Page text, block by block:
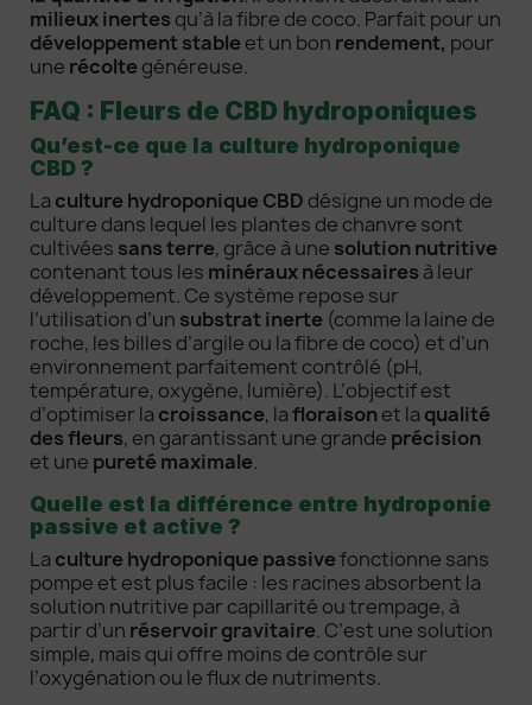
milieux inertes qu’à la fibre de coco. Parfait pour un
développement stable et un bon rendement, pour
une récolte généreuse.
FAQ : Fleurs de CBD hydroponiques
Qu’est-ce que la culture hydroponique
CBD ?
La culture hydroponique CBD désigne un mode de
culture dans lequel les plantes de chanvre sont
cultivées sans terre, grâce à une solution nutritive
contenant tous les minéraux nécessaires à leur
développement. Ce système repose sur
l’utilisation d’un substrat inerte (comme la laine de
roche, les billes d’argile ou la fibre de coco) et d’un
environnement parfaitement contrôlé (pH,
température, oxygène, lumière). L’objectif est
d’optimiser la croissance, lafloraisonet la qualité
des fleurs, en garantissant une grande précision
et une pureté maximale.
Quelle est la différence entre hydroponie
passive et active ?
La culture hydroponique passivefonctionne sans
pompe et est plus facile : les racines absorbent la
solution nutritive par capillarité ou trempage, à
partir d’un réservoir gravitaire. C’est une solution
simple, mais qui offre moins de contrôle sur
l’oxygénation ou le flux de nutriments.